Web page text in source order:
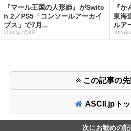
『マール王国の人形姫』がSwitc
h 2／PS5「コンソールアーカイ
ブス」で7月...
2026年7月8日
『
東海
ルア
2026年
この記事の
ASCII.jpト
次にお勧めの